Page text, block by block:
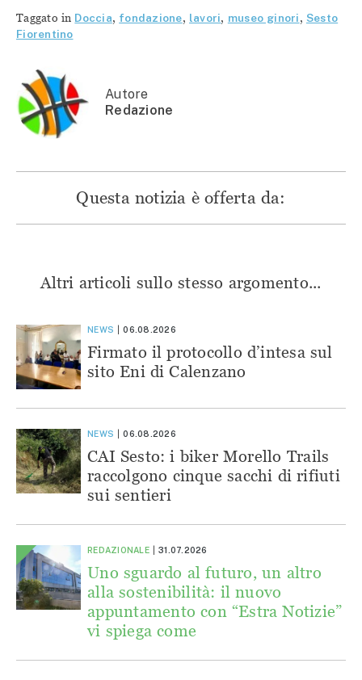
Twitter
(Si apre apre apre
Taggato in Doccia, fondazione, lavori, museo ginori, Sesto
Fiorentino
Autore
Redazione
Questa notizia è offerta da:
Altri articoli sullo stesso argomento...
NEWS 06.08.2026
Firmato il protocollo d’intesa sul
sito Eni di Calenzano
NEWS 06.08.2026
CAI Sesto: i biker Morello Trails
raccolgono cinque sacchi di rifiuti
sui sentieri
REDAZIONALE 31.07.2026
Uno sguardo al futuro, un altro
alla sostenibilità: il nuovo
appuntamento con “Estra Notizie”
vi spiega come